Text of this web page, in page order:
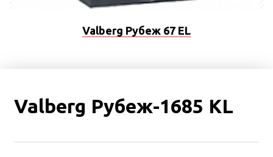
Valberg Рубеж 67 EL
Valberg Рубеж-1685 KL